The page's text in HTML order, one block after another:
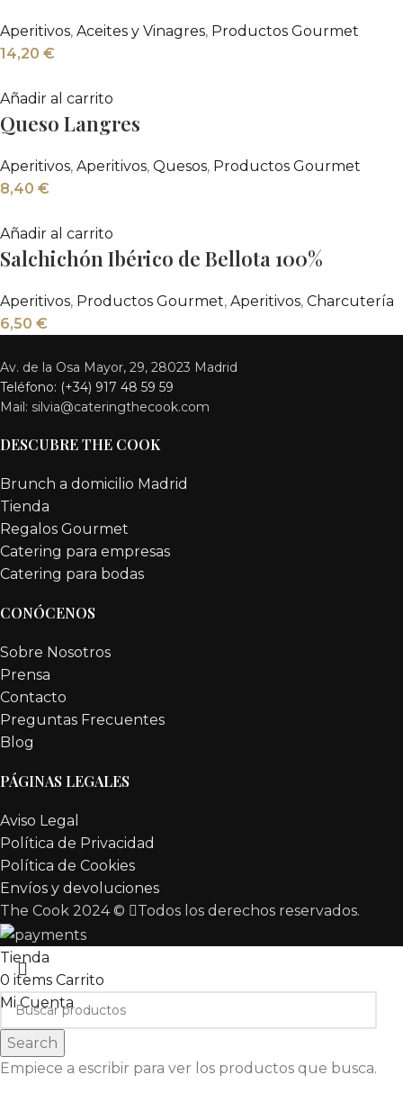
Aperitivos, Aceites y Vinagres, Productos Gourmet
14,20 €
Añadir al carrito
Queso Langres
Aperitivos, Aperitivos, Quesos, Productos Gourmet
8,40 €
Añadir al carrito
Salchichón Ibérico de Bellota 100%
Aperitivos, Productos Gourmet, Aperitivos, Charcutería
6,50 €
Av. de la Osa Mayor, 29, 28023 Madrid
Teléfono: (+34) 917 48 59 59
Mail: silvia@cateringthecook.com
DESCUBRE THE COOK
Brunch a domicilio Madrid
Tienda
Regalos Gourmet
Catering para empresas
Catering para bodas
CONÓCENOS
Sobre Nosotros
Prensa
Contacto
Preguntas Frecuentes
Blog
PÁGINAS LEGALES
Aviso Legal
Política de Privacidad
Política de Cookies
Envíos y devoluciones
The Cook 2024 ©
Todos los derechos reservados.
Search
Empiece a escribir para ver los productos que busca.
Tienda
0 items Carrito
Mi Cuenta